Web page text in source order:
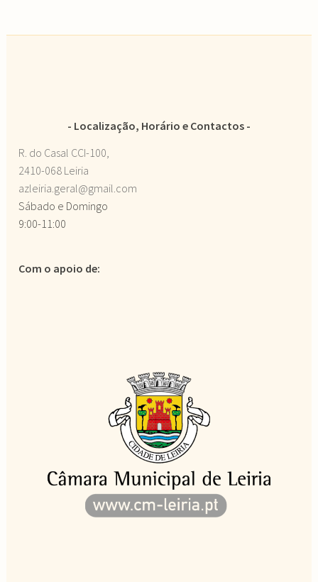
Localização, Horário e Contactos
R. do Casal CCI-100,
2410-068 Leiria
azleiria.geral@gmail.com
Sábado e Domingo
9:00-11:00
Com o apoio de: